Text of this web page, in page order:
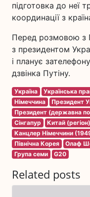
підготовка до неї
координації з
Перед розмовою з
з президентом
і планує
дзвінка Путіну.
Україна Українська
Німеччина
Президент
Президент (державна
Сінгапур
Китай (регіон)
Канцлер Німеччини
Північна Корея
Олаф
Група семи
G20
Related posts